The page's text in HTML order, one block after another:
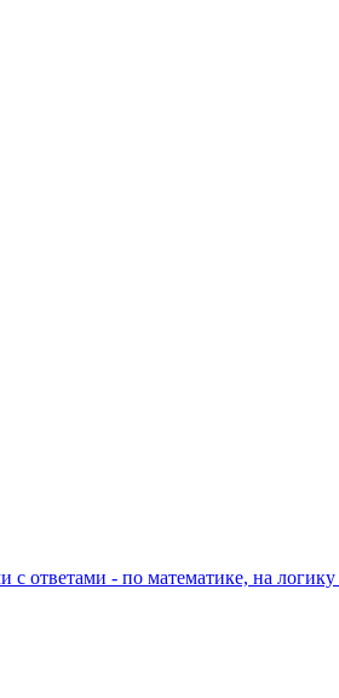
с ответами - по математике, на логику